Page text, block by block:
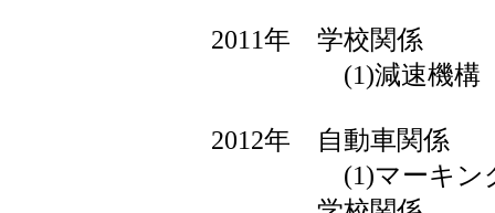
2011年 学校関係
(1)減速機構（
2012年 自動車関係
(1)マーキン